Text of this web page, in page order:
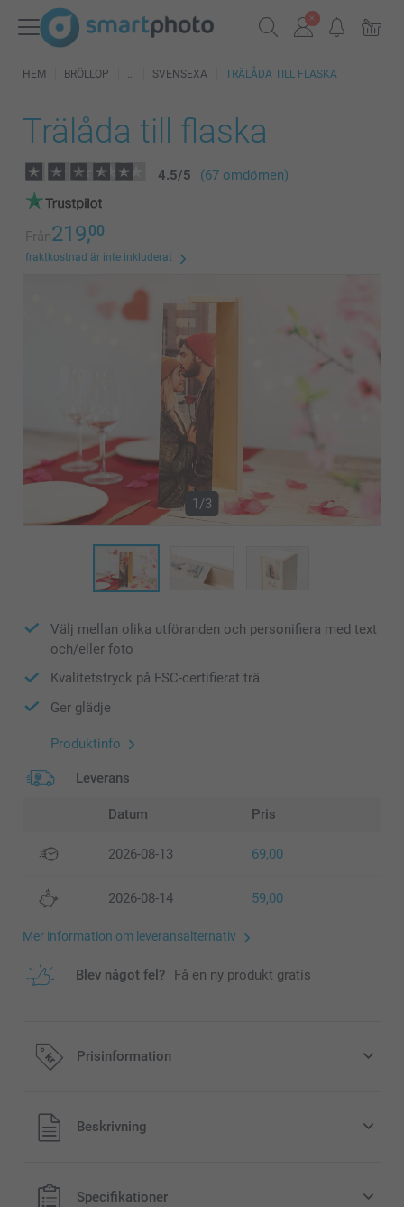
HEM BRÖLLOP SVENSEXA TRÄLÅDA TILL FLASKA
Trälåda till flaska
4.5/5 (67 omdömen)
Från219,00
fraktkostnad är inte inkluderat
1/3
Välj mellan olika utföranden och personifiera med text
och/eller foto
Kvalitetstryck på FSC-certifierat trä
Ger glädje
Produktinfo
Leverans
Datum Pris
2026-08-13 69,00
2026-08-14 59,00
Mer information om leveransalternativ
Blev något fel? Få en ny produkt gratis
Prisinformation
Alla priser är i svenska kronor (SEK), inklusive moms och
exklusive porto.
Beskrivning
Specifikationer